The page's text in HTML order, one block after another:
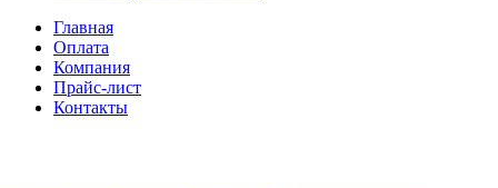
Главная
Оплата
Компания
Прайс-лист
Контакты